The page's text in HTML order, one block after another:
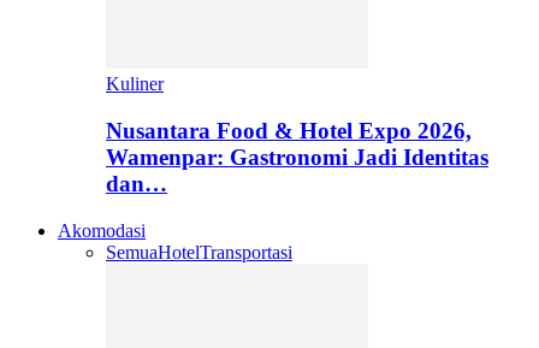
Kuliner
Nusantara Food & Hotel Expo 2026,
Wamenpar: Gastronomi Jadi Identitas
dan…
Akomodasi
SemuaHotelTransportasi